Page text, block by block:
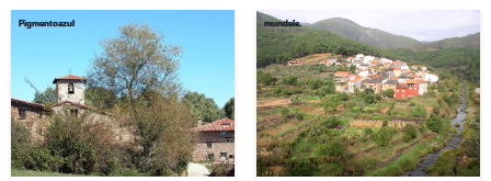
Pigmentoazul mundele.